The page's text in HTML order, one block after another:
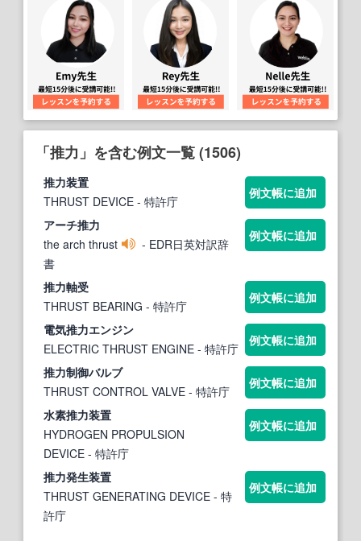
「推力」を含む例文一覧 (1506)
推力装置
THRUST DEVICE - 特許庁
例文帳に追加
アーチ推力
the arch thrust
- EDR日英対訳辞
書
例文帳に追加
推力軸受
THRUST BEARING - 特許庁
例文帳に追加
電気推力エンジン
ELECTRIC THRUST ENGINE - 特許庁
例文帳に追加
推力制御バルブ
THRUST CONTROL VALVE - 特許庁
例文帳に追加
水素推力装置
HYDROGEN PROPULSION
DEVICE - 特許庁
例文帳に追加
推力発生装置
THRUST GENERATING DEVICE - 特
許庁
例文帳に追加